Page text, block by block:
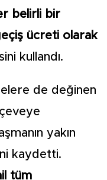
belirli bir
ücreti olarak
kullandı.
de değinen
yakın
kaydetti.
tüm